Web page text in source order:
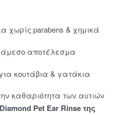
χωρίς parabens & χημικά
αποτέλεσμα
κουτάβια & γατάκια
καθαριότητα των αυτιών
Diamond Pet Ear Rinse της